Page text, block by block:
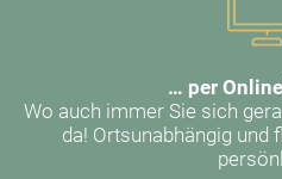
… per
Wo auch immer Sie sich
da! Ortsunabhängig und